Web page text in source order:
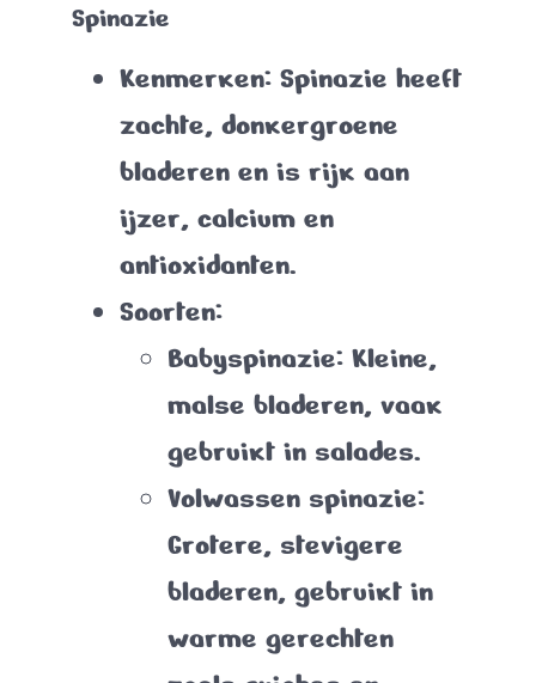
Spinazie
Kenmerken: Spinazie heeft
zachte, donkergroene
bladeren en is rijk aan
ijzer, calcium en
antioxidanten.
Soorten:
Babyspinazie: Kleine,
malse bladeren, vaak
gebruikt in salades.
Volwassen spinazie:
Grotere, stevigere
bladeren, gebruikt in
warme gerechten